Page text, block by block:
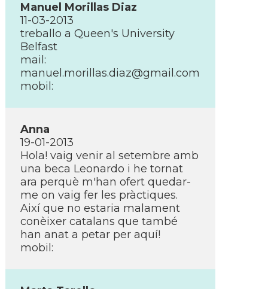
Manuel Morillas Diaz
11-03-2013
treballo a Queen's University
Belfast
mail:
manuel.morillas.diaz@gmail.com
mobil:
Anna
19-01-2013
Hola! vaig venir al setembre amb
una beca Leonardo i he tornat
ara perquè m'han ofert quedar-
me on vaig fer les pràctiques.
Així­ que no estaria malament
conèixer catalans que també
han anat a petar per aquí­!
mobil: